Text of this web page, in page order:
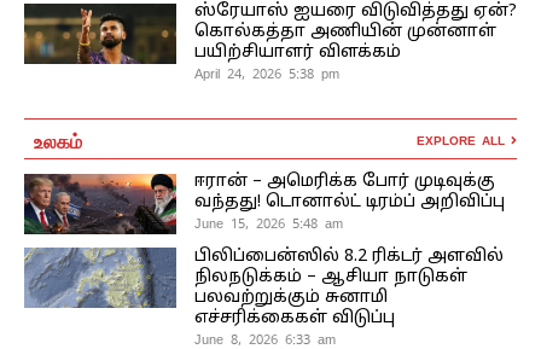
ஸ்ரேயாஸ் ஐயரை விடுவித்தது ஏன்?
கொல்கத்தா அணியின் முன்னாள்
பயிற்சியாளர் விளக்கம்
April 24, 2026 5:38 pm
உலகம் EXPLORE ALL
ஈரான் – அமெரிக்க போர் முடிவுக்கு
வந்தது! டொனால்ட் டிரம்ப் அறிவிப்பு
June 15, 2026 5:48 am
பிலிப்பைன்ஸில் 8.2 ரிக்டர் அளவில்
நிலநடுக்கம் – ஆசியா நாடுகள்
பலவற்றுக்கும் சுனாமி
எச்சரிக்கைகள் விடுப்பு
June 8, 2026 6:33 am